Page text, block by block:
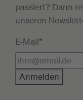
passiert? Dann
unseren
E-Mail*
Anmelden